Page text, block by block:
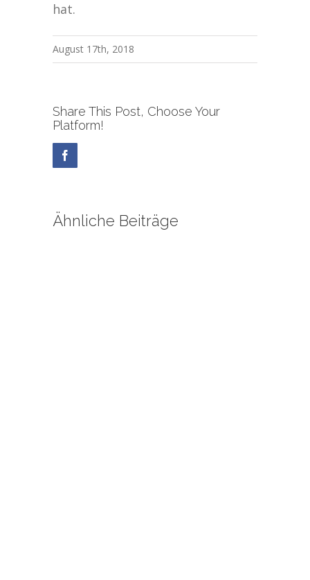
hat.
August 17th, 2018
Share This Post, Choose Your
Platform!
Ähnliche Beiträge